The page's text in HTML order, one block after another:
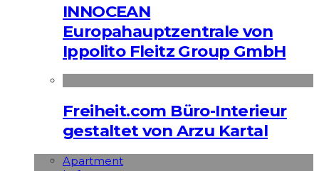
INNOCEAN
Europahauptzentrale von
Ippolito Fleitz Group GmbH
Freiheit.com Büro-Interieur
gestaltet von Arzu Kartal
Apart­ment